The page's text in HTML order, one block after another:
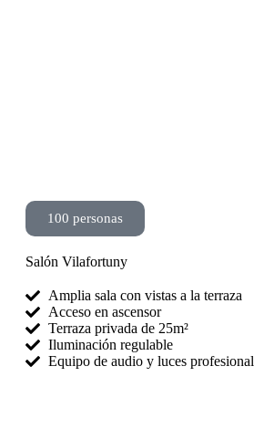
100 personas
Salón Vilafortuny
Amplia sala con vistas a la terraza
Acceso en ascensor
Terraza privada de 25m²
Iluminación regulable
Equipo de audio y luces profesional